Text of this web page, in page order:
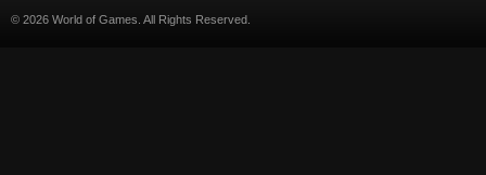
© 2026 World of Games. All Rights Reserved.